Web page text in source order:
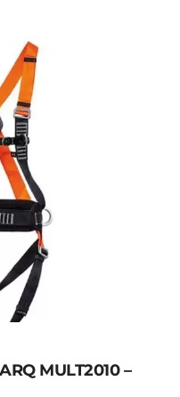
MULT2010 –